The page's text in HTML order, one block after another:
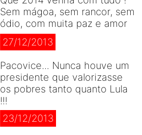
Sem mágoa, sem rancor, sem
ódio, com muita paz e amor
27/12/2013
Pacovice... Nunca houve um
presidente que valorizasse
os pobres tanto quanto Lula
!!!
23/12/2013